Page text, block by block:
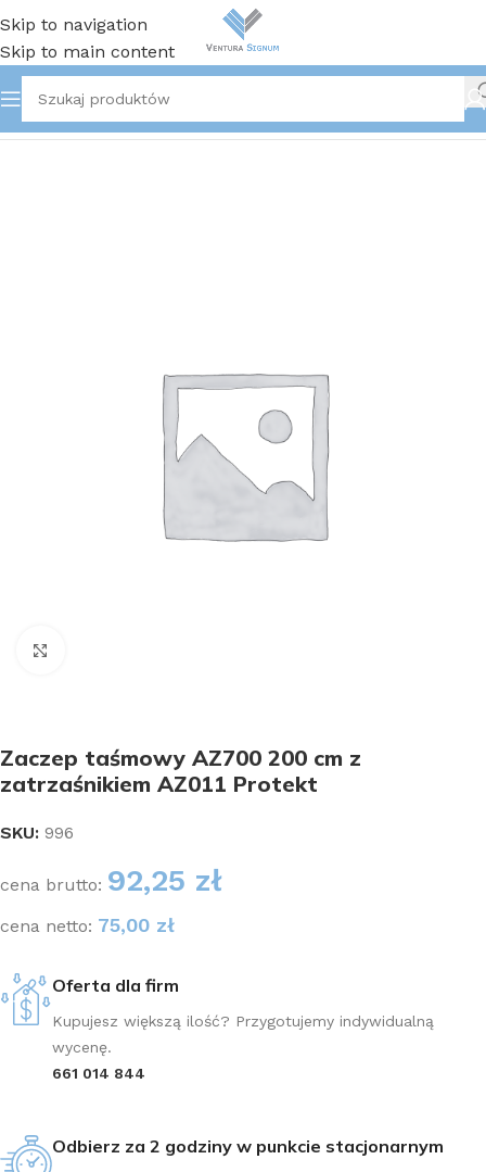
Skip to navigation
Skip to main content
Strona główna
Zaczep taśmowy AZ700 200 cm z
zatrzaśnikiem AZ011 Protekt
SKU: 996
cena brutto: 92,25 zł
cena netto: 75,00 zł
Oferta dla firm
Kupujesz większą ilość? Przygotujemy indywidualną
wycenę.
661 014 844
Odbierz za 2 godziny w punkcie stacjonarnym